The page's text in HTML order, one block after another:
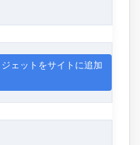
ェットをサイトに追加